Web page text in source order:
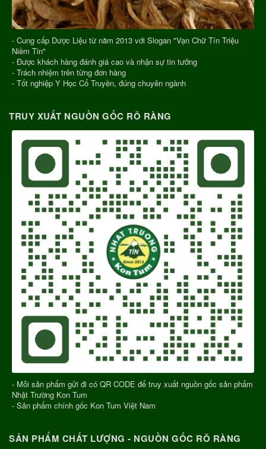
- Cung cấp Dược Liệu từ năm 2013 với Slogan "Vạn Chữ Tín Triệu
Niềm Tin"
- Được khách hàng đánh giá cao và nhận sự tin tưởng
- Trách nhiệm trên từng đơn hàng
- Tốt nghiệp Y Học Cổ Truyền, đúng chuyên ngành
TRUY XUẤT NGUỒN GỐC RÕ RÀNG
- Mỗi sản phẩm gửi đi có QR CODE để truy xuất nguồn gốc sản phẩm
Nhật Trường Kon Tum
- Sản phẩm chính gốc Kon Tum Việt Nam
SẢN PHẨM CHẤT LƯỢNG - NGUỒN GỐC RÕ RÀNG